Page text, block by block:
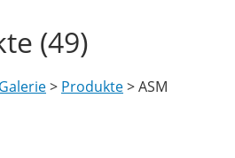
(49)
Galerie> Produkte>ASM